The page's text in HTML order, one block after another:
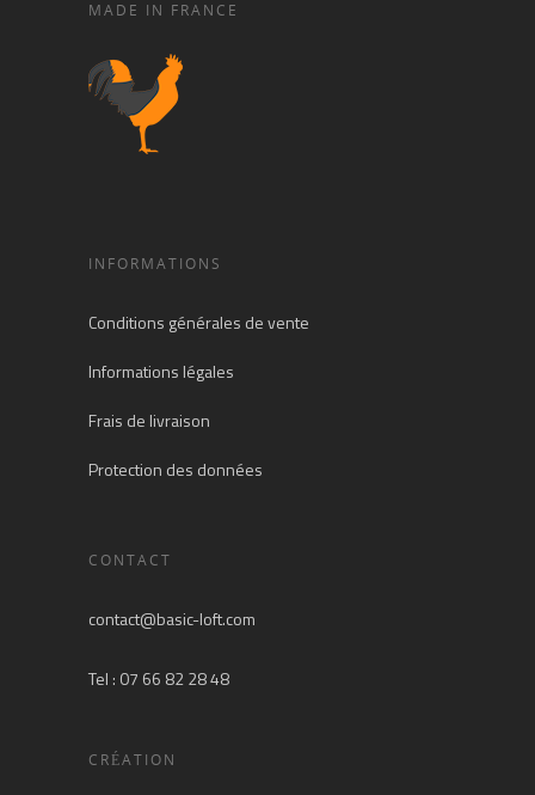
MADE IN FRANCE
INFORMATIONS
Conditions générales de vente
Informations légales
Frais de livraison
Protection des données
CONTACT
contact@basic-loft.com
Tel : 07 66 82 28 48
CRÉATION